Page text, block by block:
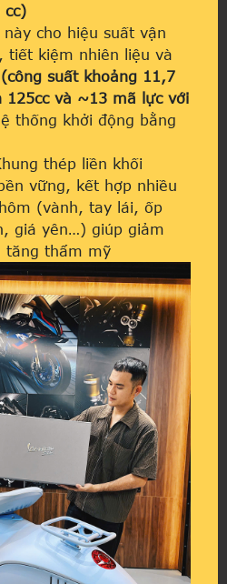
cc)
cho hiệu suất vận
tiết kiệm nhiên liệu và
(công suất khoảng 11,7
125cc và ~13 mã lực với
thống khởi động bằng
thép liền khối
vững, kết hợp nhiều
(vành, tay lái, ốp
giá yên…) giúp giảm
tăng thẩm mỹ